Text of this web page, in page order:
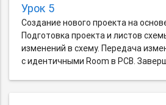
Урок 5
Создание нового проекта на
Подготовка проекта и листов
изменений в схему. Передача
с идентичными Room в PCB.